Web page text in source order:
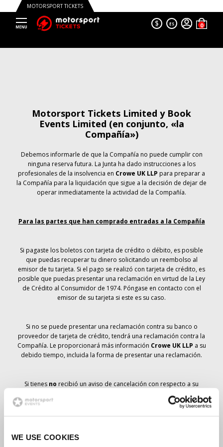
WE USE COOKIES
MOTORSPORT TICKETS
$ ES
Motorsport Tickets Limited y Book
Events Limited (en conjunto, «la
Compañía»)
Debemos informarle de que la Compañía no puede cumplir con
ninguna reserva futura. La Junta ha dado instrucciones a los
profesionales de la insolvencia en Crowe UK LLP para preparar a
la Compañía para la liquidación que sigue a la decisión de dejar de
operar inmediatamente la actividad de la Compañía.
Para las partes que han comprado entradas a la Compañía
Si pagaste los boletos con tarjeta de crédito o débito, es posible
que puedas recuperar tu dinero solicitando un reembolso al
emisor de tu tarjeta. Si el pago se realizó con tarjeta de crédito, es
posible que puedas presentar una reclamación en virtud de la Ley
de Crédito al Consumidor de 1974. Póngase en contacto con el
emisor de su tarjeta si este es su caso.
Si no se puede presentar una reclamación contra su banco o
proveedor de tarjeta de crédito, tendrá una reclamación contra la
Compañía. Le proporcionará más información Crowe UK LLP a su
debido tiempo, incluida la forma de presentar una reclamación.
Si tienes no recibió un aviso de cancelación con respecto a su
pedido de entradas, su reserva no se ha cancelado y se prevé que
recibirá las entradas que ha pedido a su debido tiempo. La